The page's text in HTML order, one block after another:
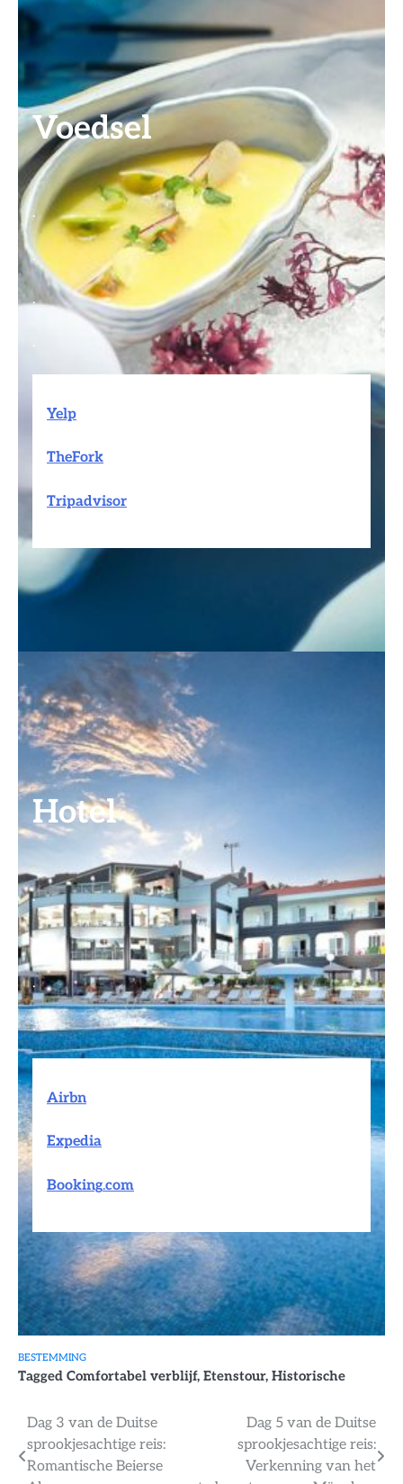
Voedsel
.
.
.
.
Yelp
TheFork
Tripadvisor
Hotel
.
.
.
.
Airbn
Expedia
Booking.com
BESTEMMING
Tagged Comfortabel verblijf, Etenstour, Historische
Bericht
navigatie
Dag 3 van de Duitse
sprookjesachtige reis:
Romantische Beierse
Dag 5 van de Duitse
sprookjesachtige reis:
Verkenning van het